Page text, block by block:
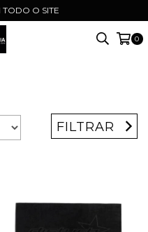
TODO O SITE
0
FILTRAR